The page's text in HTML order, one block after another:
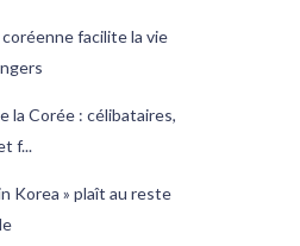
facilite la vie
la Corée : célibataires,
f...
Korea » plaît au reste